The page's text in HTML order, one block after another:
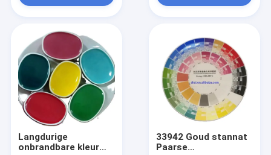
Langdurige
onbrandbare kleur
33942 Goud stannat
Paarse